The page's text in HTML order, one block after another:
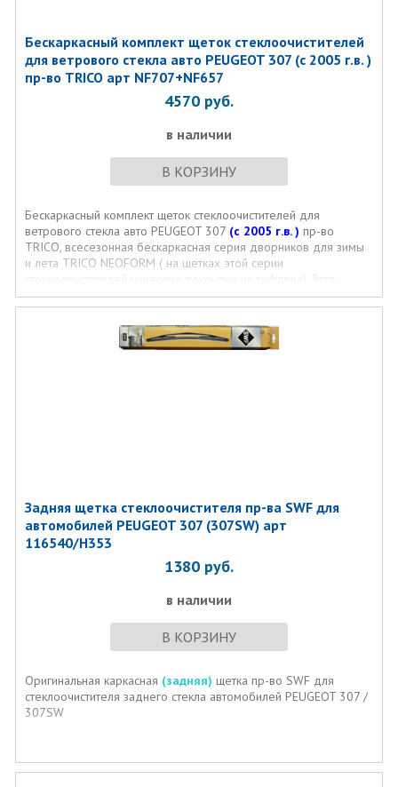
Бескаркасный комплект щеток стеклоочистителей
для ветрового стекла авто PEUGEOT 307 (c 2005 г.в. )
пр-во TRICO арт NF707+NF657
4570 руб.
в наличии
В КОРЗИНУ
Бескаркасный комплект щеток стеклоочистителей для
ветрового стекла авто PEUGEOT 307 (c 2005 г.в. ) пр-во
TRICO, всесезонная бескаркасная серия дворников для зимы
и лета TRICO NEOFORM ( на щетках этой серии
стеклоочистителей нанесено покрытие из тефлона). Этот
комплект дворников подходит для установки в качестве
стеклоочистителей лобового стекла на авто PEUGEOT 307(c
креплениями и размерами щеток.
Задняя щетка стеклоочистителя пр-ва SWF для
автомобилей PEUGEOT 307 (307SW) арт
116540/H353
1380 руб.
в наличии
В КОРЗИНУ
Оригинальная каркасная (задняя) щетка пр-во SWF для
стеклоочистителя заднего стекла автомобилей PEUGEOT 307 /
307SW